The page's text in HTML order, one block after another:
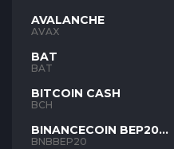
AVALANCHE
AVAX
BAT
BAT
BITCOIN CASH
BCH
BINANCECOIN BEP20
BNB
BNBBEP20